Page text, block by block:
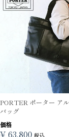
PORTER ポーター ア
バッグ
価格
¥ 63,800 税込